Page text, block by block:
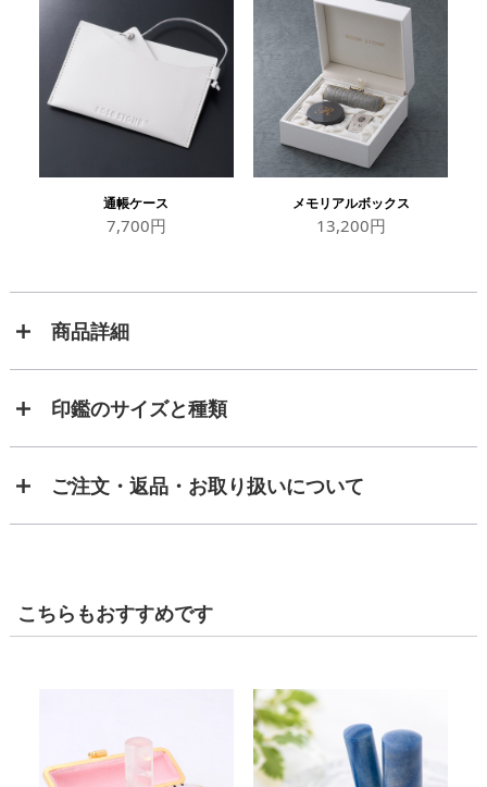
通帳ケース
7,700円
メモリアルボックス
13,200円
商品詳細
印鑑のサイズと種類
ご注文・返品・お取り扱いについて
こちらもおすすめです